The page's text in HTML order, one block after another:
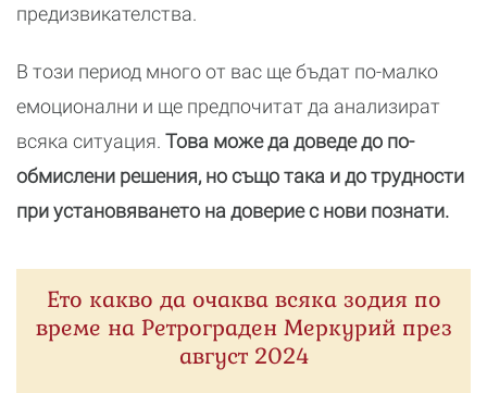
предизвикателства.
В този период много от вас ще бъдат по-малко
емоционални и ще предпочитат да анализират
всяка ситуация. Това може да доведе до по-
обмислени решения, но също така и до трудности
при установяването на доверие с нови познати.
Ето какво да очаква всяка зодия по
време на Ретрограден Меркурий през
август 2024